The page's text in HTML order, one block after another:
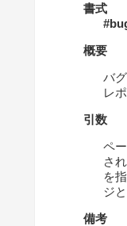
書式
概要
バ
レ
引数
ペ
さ
を
ジ
備考